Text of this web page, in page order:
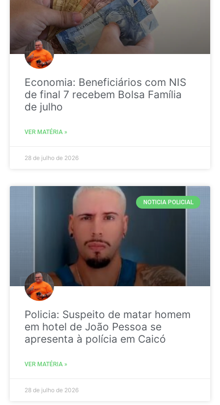
Economia: Beneficiários com NIS
de final 7 recebem Bolsa Família
de julho
VER MATÉRIA »
28 de julho de 2026
NOTICIA POLICIAL
Policia: Suspeito de matar homem
em hotel de João Pessoa se
apresenta à polícia em Caicó
VER MATÉRIA »
28 de julho de 2026